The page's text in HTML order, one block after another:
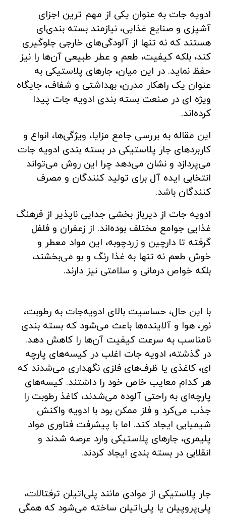
ادویه‌ جات به عنوان یکی از مهم‌ ترین اجزای
آشپزی و صنایع غذایی، نیازمند بسته‌ بندی‌ای
هستند که نه تنها از آلودگی‌های خارجی جلوگیری
کند، بلکه کیفیت، طعم و عطر طبیعی آن‌ها را نیز
حفظ نماید. در این میان، جارهای پلاستیکی به
عنوان یک راهکار مدرن، بهداشتی و شفاف، جایگاه
ویژه‌ ای در صنعت بسته‌ بندی ادویه‌ جات پیدا
کرده‌اند.
این مقاله به بررسی جامع مزایا، ویژگی‌ها، انواع و
کاربردهای جار پلاستیکی در بسته ‌بندی ادویه‌ جات
می‌پردازد و نشان می‌دهد چرا این روش می‌تواند
انتخابی ایده‌ آل برای تولید کنندگان و مصرف
‌کنندگان باشد.
ادویه‌ جات از دیرباز بخشی جدایی‌ ناپذیر از فرهنگ
غذایی جوامع مختلف بوده‌اند. از زعفران و فلفل
گرفته تا دارچین و زردچوبه، این مواد معطر و
خوش‌ طعم نه تنها به غذا رنگ و بو می‌بخشند،
بلکه خواص درمانی و سلامتی نیز دارند.
با این حال، حساسیت بالای ادویه‌جات به رطوبت،
نور، هوا و آلاینده‌ها باعث می‌شود که بسته ‌بندی
نامناسب به سرعت کیفیت آن‌ها را کاهش دهد.
در گذشته، ادویه ‌جات اغلب در کیسه‌های پارچه
‌ای، کاغذی یا ظرف‌های فلزی نگهداری می‌شدند که
هر کدام معایب خاص خود را داشتند. کیسه‌های
پارچه‌ای به راحتی آلوده می‌شدند، کاغذ رطوبت را
جذب می‌کرد و فلز ممکن بود با ادویه واکنش
شیمیایی ایجاد کند. اما با پیشرفت فناوری مواد
پلیمری، جارهای پلاستیکی وارد عرصه شدند و
انقلابی در بسته‌ بندی ایجاد کردند.
جار پلاستیکی از موادی مانند پلی‌اتیلن ترفتالات،
پلی‌پروپیلن یا پلی‌اتیلن ساخته می‌شود که همگی